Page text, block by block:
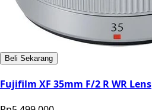
Beli Sekarang
Fujifilm XF 35mm F/2 R WR Lens